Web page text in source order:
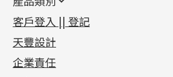
新產品
足金系列
足金配件
機織鏈系列
珠仔鏈
首飾配件
客戶登入 || 登記
天豐設計
企業責任